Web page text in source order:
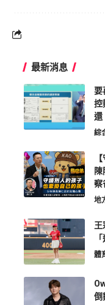
最新消息
要
控
還
綜
察
地
王
體
倒